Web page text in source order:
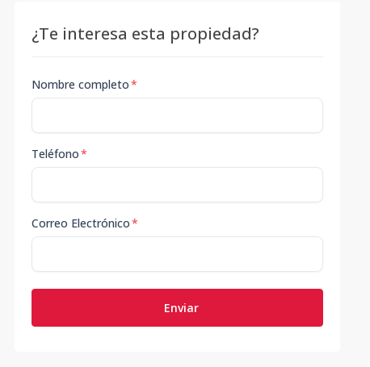
¿Te interesa esta propiedad?
Nombre completo*
Teléfono*
Correo Electrónico*
Enviar